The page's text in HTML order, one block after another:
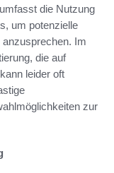
die Nutzung
um potenzielle
anzusprechen. Im
die auf
leider oft
zur